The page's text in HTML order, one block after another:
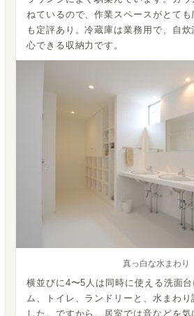
ねているので、作業スペースがとて
も定評あり。冷蔵庫は業務用で、自
心できる収納力です。
真っ白な水まわり
横並びに4〜5人は同時に使える洗面
ム、トイレ、ランドリーと、水まわ
した。ですから、居室では音などを